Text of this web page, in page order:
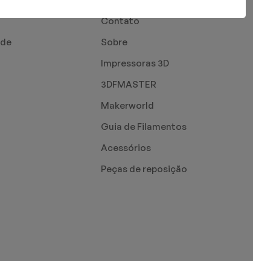
Contato
Sobre
Impressoras 3D
3DFMASTER
Makerworld
Guia de Filamentos
Acessórios
Peças de reposição